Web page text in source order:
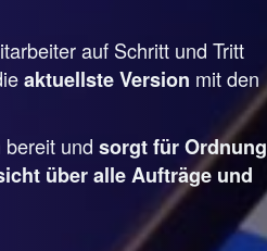
auf Schritt und Tritt
aktuellste Version mit den
bereit und sorgt für Ordnung
über alle Aufträge und